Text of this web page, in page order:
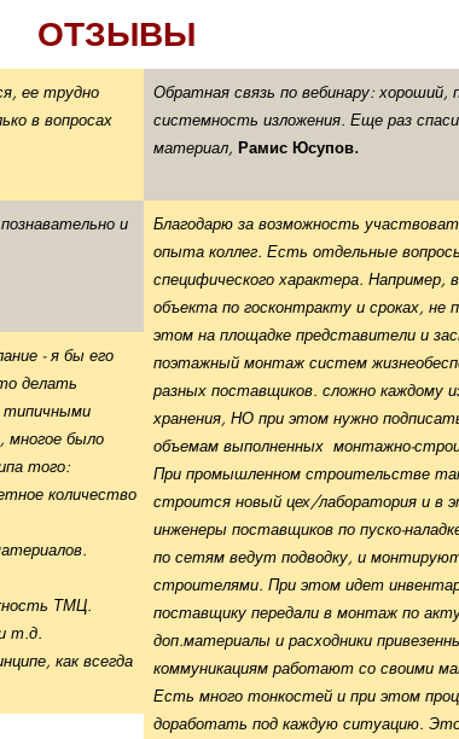
ОТЗЫВЫ
ее трудно
в вопросах
и
- я бы его
делать
типичными
многое было
того:
количество
ТМЦ.
т.д.
как всегда
Обратная связь по вебинару:
системность изложения. Еще раз
материал, Рамис Юсупов.
Благодарю за возможность
опыта коллег. Есть отдельные
специфического характера.
объекта по госконтракту и сроках, не
этом на площадке представители и
поэтажный монтаж систем
разных поставщиков. сложно каждому
хранения, НО при этом нужно
объемам выполненных монтажно-
При промышленном строительстве
строится новый цех/лаборатория и в
инженеры поставщиков по пуско-
по сетям ведут подводку, и
строителями. При этом идет
поставщику передали в монтаж по
доп.материалы и расходники
коммуникациям работают со своими
Есть много тонкостей и при этом
доработать под каждую ситуацию.